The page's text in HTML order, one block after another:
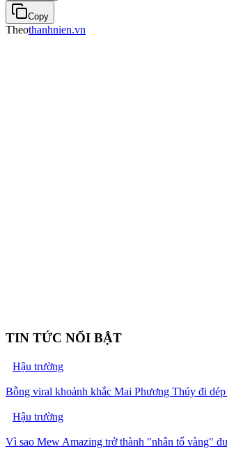
Copy
Theothanhnien.vn
TIN TỨC NỔI BẬT
Hậu trường
Bỗng viral khoảnh khắc Mai Phương Thúy đi
Hậu trường
Vì sao Mew Amazing trở thành "nhân tố vàng"